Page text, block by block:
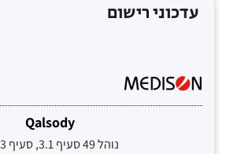
עדכוני רישום
Qalsody
נוהל 49 סעיף 3.1, סעיף 3.2.3